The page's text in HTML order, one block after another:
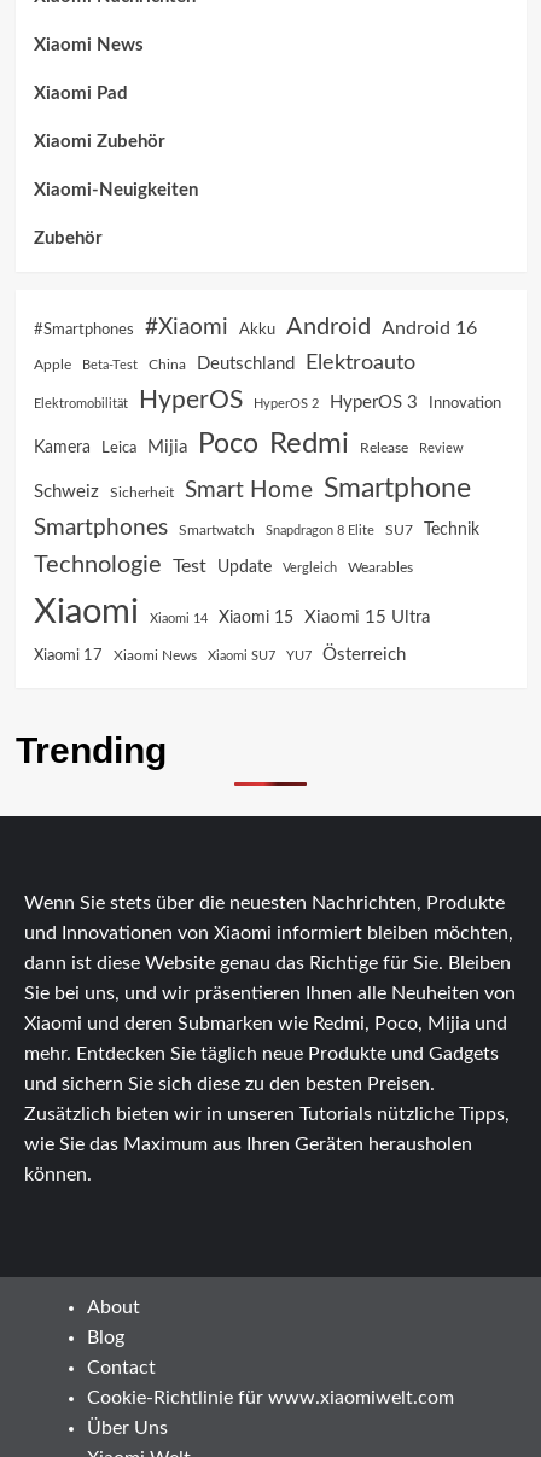
Xiaomi News
Xiaomi Pad
Xiaomi Zubehör
Xiaomi-Neuigkeiten
Zubehör
#Smartphones #Xiaomi Akku Android Android 16
Apple Beta-Test China Deutschland Elektroauto
Elektromobilität HyperOS HyperOS 2 HyperOS 3 Innovation
Kamera Leica Mijia Poco Redmi Release Review
Schweiz Sicherheit Smart Home Smartphone
Smartphones Smartwatch Snapdragon 8 Elite SU7 Technik
Technologie Test Update Vergleich Wearables
Xiaomi Xiaomi 14 Xiaomi 15 Xiaomi 15 Ultra
Xiaomi 17 Xiaomi News Xiaomi SU7 YU7 Österreich
Trending
Wenn Sie stets über die neuesten Nachrichten, Produkte
und Innovationen von Xiaomi informiert bleiben möchten,
dann ist diese Website genau das Richtige für Sie. Bleiben
Sie bei uns, und wir präsentieren Ihnen alle Neuheiten von
Xiaomi und deren Submarken wie Redmi, Poco, Mijia und
mehr. Entdecken Sie täglich neue Produkte und Gadgets
und sichern Sie sich diese zu den besten Preisen.
Zusätzlich bieten wir in unseren Tutorials nützliche Tipps,
wie Sie das Maximum aus Ihren Geräten herausholen
können.
About
Blog
Contact
Cookie-Richtlinie für www.xiaomiwelt.com
Über Uns